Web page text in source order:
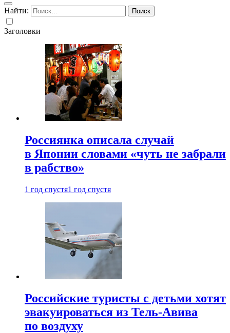
Найти:
Заголовки
Россиянка описала случай
в Японии словами «чуть не забрали
в рабство»
1 год спустя1 год спустя
Российские туристы с детьми хотят
эвакуироваться из Тель-Авива
по воздуху